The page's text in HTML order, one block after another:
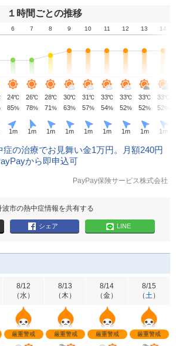
１時間ごとの推移
6 7 8 9 10 11 12 13 14
24℃ 26℃ 28℃ 30℃ 31℃ 33℃ 33℃ 33℃ 33℃
85% 78% 71% 63% 57% 54% 52% 52% 52%
1m 1m 1m 1m 1m 1m 1m 1m 1 m
症の治療でお見舞い金1万円。月額240円
から即申込可
PayPay保険サービス株式会社
波市の熱中症情報を共有する
シェア LINE
8/12
（水）
厳重警戒
8/13
（木）
厳重警戒
8/14
（金）
厳重警戒
8/15
（土）
厳重警戒